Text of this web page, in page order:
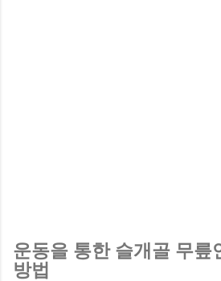
운동을 통한 슬개골 무릎
방법